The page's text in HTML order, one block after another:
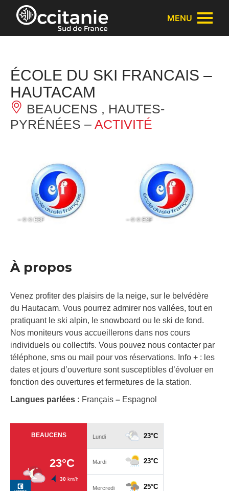
Panneau de gestion des cookies
MENU
ÉCOLE DU SKI FRANCAIS –
HAUTACAM
BEAUCENS , HAUTES-
PYRÉNÉES – ACTIVITÉ
– © © ESF – © © ESF
À propos
Venez profiter des plaisirs de la neige, sur le belvédère
du Hautacam. Vous pourrez admirer nos vallées, tout en
pratiquant le ski alpin, le snowboard ou le ski de fond.
Nos moniteurs vous accueillerons dans nos cours
individuels ou collectifs. Vous pouvez nous contacter par
téléphone, sms ou mail pour vos réservations. Info + : les
dates et jours d’ouverture sont susceptibles d’évoluer en
fonction des ouvertures et fermetures de la station.
Langues parlées : Français – Espagnol